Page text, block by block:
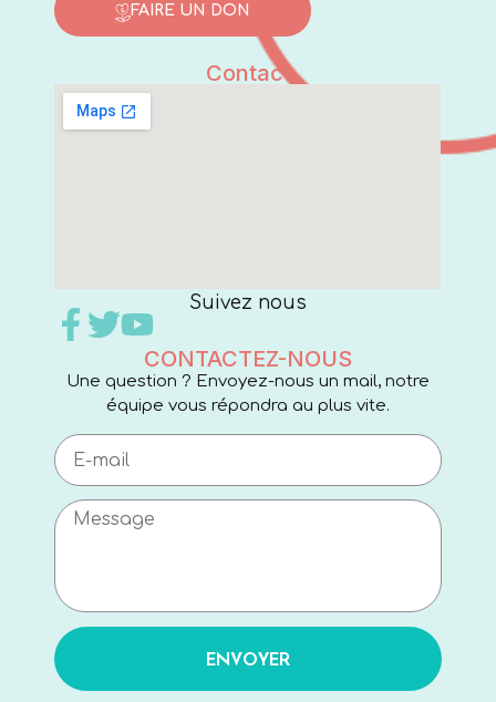
FAIRE UN DON
Contact
Suivez nous
CONTACTEZ-NOUS
Une question ? Envoyez-nous un mail, notre
équipe vous répondra au plus vite.
ENVOYER